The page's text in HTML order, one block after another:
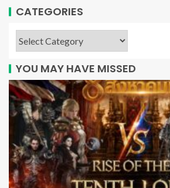
CATEGORIES
YOU MAY HAVE MISSED